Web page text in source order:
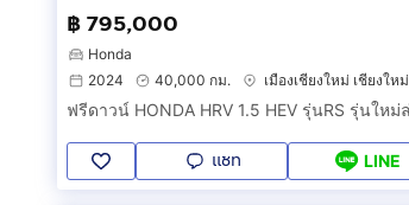
฿ 795,000
Honda
2024
40,000 กม. เมืองเชียงใหม่ เชียงใหม่
แชท LINE